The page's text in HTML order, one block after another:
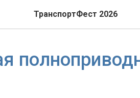
ТранспортФест 2026